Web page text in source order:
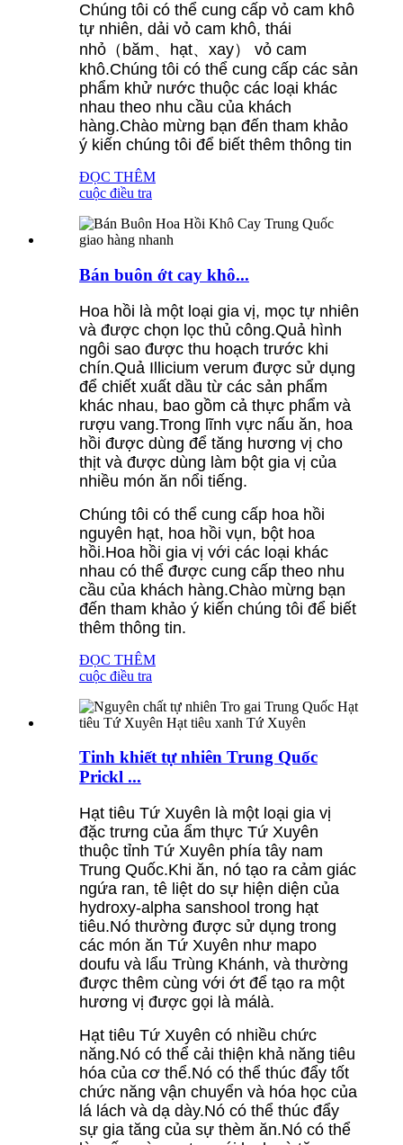
Chúng tôi có thể cung cấp vỏ cam khô
tự nhiên, dải vỏ cam khô, thái
nhỏ（băm、hạt、xay） vỏ cam
khô.Chúng tôi có thể cung cấp các sản
phẩm khử nước thuộc các loại khác
nhau theo nhu cầu của khách
hàng.Chào mừng bạn đến tham khảo
ý kiến ​​chúng tôi để biết thêm thông tin
ĐỌC THÊM
cuộc điều tra
Bán buôn ớt cay khô...
Hoa hồi là một loại gia vị, mọc tự nhiên
và được chọn lọc thủ công.Quả hình
ngôi sao được thu hoạch trước khi
chín.Quả Illicium verum được sử dụng
để chiết xuất dầu từ các sản phẩm
khác nhau, bao gồm cả thực phẩm và
rượu vang.Trong lĩnh vực nấu ăn, hoa
hồi được dùng để tăng hương vị cho
thịt và được dùng làm bột gia vị của
nhiều món ăn nổi tiếng.
Chúng tôi có thể cung cấp hoa hồi
nguyên hạt, hoa hồi vụn, bột hoa
hồi.Hoa hồi gia vị với các loại khác
nhau có thể được cung cấp theo nhu
cầu của khách hàng.Chào mừng bạn
đến tham khảo ý kiến ​​chúng tôi để biết
thêm thông tin.
ĐỌC THÊM
cuộc điều tra
Tinh khiết tự nhiên Trung Quốc
Prickl ...
Hạt tiêu Tứ Xuyên là một loại gia vị
đặc trưng của ẩm thực Tứ Xuyên
thuộc tỉnh Tứ Xuyên phía tây nam
Trung Quốc.Khi ăn, nó tạo ra cảm giác
ngứa ran, tê liệt do sự hiện diện của
hydroxy-alpha sanshool trong hạt
tiêu.Nó thường được sử dụng trong
các món ăn Tứ Xuyên như mapo
doufu và lẩu Trùng Khánh, và thường
được thêm cùng với ớt để tạo ra một
hương vị được gọi là málà.
Hạt tiêu Tứ Xuyên có nhiều chức
năng.Nó có thể cải thiện khả năng tiêu
hóa của cơ thể.Nó có thể thúc đẩy tốt
chức năng vận chuyển và hóa học của
lá lách và dạ dày.Nó có thể thúc đẩy
sự gia tăng của sự thèm ăn.Nó có thể